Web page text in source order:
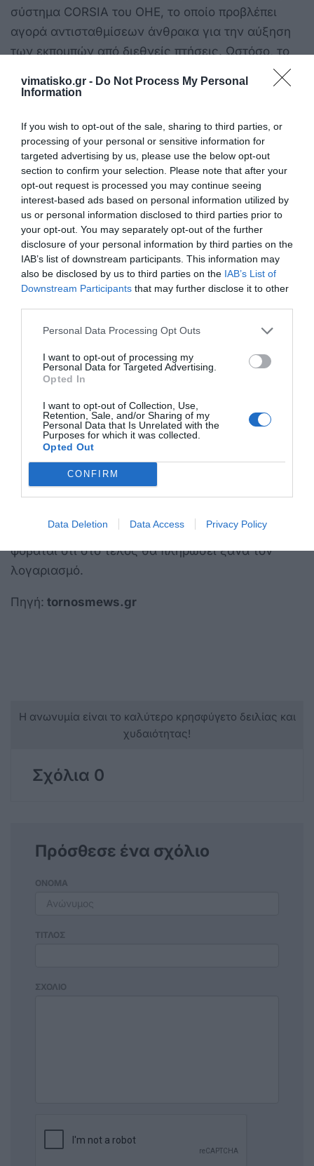
vimatisko.gr - Do Not Process My Personal
Information
If you wish to opt-out of the sale, sharing to third parties, or
processing of your personal or sensitive information for
targeted advertising by us, please use the below opt-out
section to confirm your selection. Please note that after your
opt-out request is processed you may continue seeing
interest-based ads based on personal information utilized by
us or personal information disclosed to third parties prior to
your opt-out. You may separately opt-out of the further
disclosure of your personal information by third parties on the
IAB’s list of downstream participants. This information may
also be disclosed by us to third parties on the IAB’s List of
Downstream Participants that may further disclose it to other
Personal Data Processing Opt Outs
I want to opt-out of processing my
Personal Data for Targeted Advertising.
Opted In
I want to opt-out of Collection, Use,
Retention, Sale, and/or Sharing of my
Personal Data that Is Unrelated with the
Purposes for which it was collected.
Opted Out
CONFIRM
Data Deletion Data Access Privacy Policy
σύστημα CORSIA του ΟΗΕ, το οποίο προβλέπει
αγορά αντισταθμίσεων άνθρακα για την αύξηση
των εκπομπών από διεθνείς πτήσεις. Ωστόσο, το
σύστημα αυτό δεν επιβάλλει απόλυτη μείωση των
εκπομπών.
Οι Βρυξέλλες, από την άλλη πλευρά,
εμφανίζονται δύσπιστες απέναντι στην
αποτελεσματικότητα του CORSIA. Η Κομισιόν
θεωρεί ότι μόνο το παγκόσμιο σύστημα
αντισταθμίσεων δεν αρκεί για να μειωθούν
ουσιαστικά οι εκπομπές της αεροπορίας.
Για την Ευρωπαϊκή Επιτροπή, η επέκταση
του ETS θα μπορούσε να βάλει πιο δίκαιους
κανόνες στην αγορά, ώστε να μη σηκώνουν
μεγαλύτερο βάρος οι εταιρείες που
πραγματοποιούν κυρίως μικρές πτήσεις εντός
μένουν με χαμηλότερη επιβάρυνση.
Για τις αεροπορικές εταιρίες, όμως, το σχέδιο
σημαίνει ένα ακόμη κόστος σε μια περίοδο κατά
την οποία τα εισιτήρια παραμένουν ακριβά και η
ζήτηση για ταξίδια είναι ισχυρή.
Το αποτέλεσμα είναι μια νέα σκληρή κόντρα
αεροπορική βιομηχανία, με τον επιβάτη να
φοβάται ότι στο τέλος θα πληρώσει ξανά τον
λογαριασμό.
Πηγή: tornosmews.gr
Η ανωνυμία είναι το καλύτερο κρησφύγετο δειλίας και
χυδαιότητας!
Σχόλια 0
Πρόσθεσε ένα σχόλιο
ΟΝΟΜΑ
ΤΙΤΛΟΣ
ΣΧΟΛΙΟ